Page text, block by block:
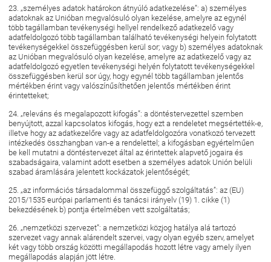
23. „személyes adatok határokon átnyúló adatkezelése”: a) személyes
adatoknak az Unióban megvalósuló olyan kezelése, amelyre az egynél
több tagállamban tevékenységi hellyel rendelkező adatkezelő vagy
adatfeldolgozó több tagállamban található tevékenységi helyein folytatott
tevékenységekkel összefüggésben kerül sor; vagy b) személyes adatoknak
az Unióban megvalósuló olyan kezelése, amelyre az adatkezelő vagy az
adatfeldolgozó egyetlen tevékenységi helyén folytatott tevékenységekkel
összefüggésben kerül sor úgy, hogy egynél több tagállamban jelentős
mértékben érint vagy valószínűsíthetően jelentős mértékben érint
érintetteket;
24. „releváns és megalapozott kifogás”: a döntéstervezettel szemben
benyújtott, azzal kapcsolatos kifogás, hogy ezt a rendeletet megsértették-e,
illetve hogy az adatkezelőre vagy az adatfeldolgozóra vonatkozó tervezett
intézkedés összhangban van-e a rendelettel; a kifogásban egyértelműen
be kell mutatni a döntéstervezet által az érintettek alapvető jogaira és
szabadságaira, valamint adott esetben a személyes adatok Unión belüli
szabad áramlására jelentett kockázatok jelentőségét;
25. „az információs társadalommal összefüggő szolgáltatás”: az (EU)
2015/1535 európai parlamenti és tanácsi irányelv (19) 1. cikke (1)
bekezdésének b) pontja értelmében vett szolgáltatás;
26. „nemzetközi szervezet”: a nemzetközi közjog hatálya alá tartozó
szervezet vagy annak alárendelt szervei, vagy olyan egyéb szerv, amelyet
két vagy több ország közötti megállapodás hozott létre vagy amely ilyen
megállapodás alapján jött létre.